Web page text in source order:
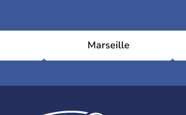
Marseille